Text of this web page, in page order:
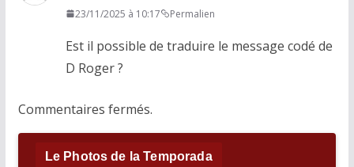
23/11/2025 à 10:17 Permalien
Est il possible de traduire le message codé de
D Roger ?
Commentaires fermés.
Le Photos de la Temporada